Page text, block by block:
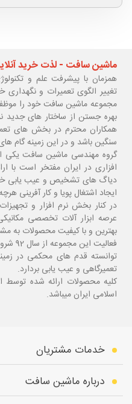
ماشین سافت - لذت خرید
همزمان با پیشرفت علم و
تغییر الگوی تعمیرات و
مجموعه ماشین سافت خود را
بهره جستن از ساختار های جدید
همکاران محترم در بخش های
سنگین باشد و در این زمینه گام
گروه مهندسی ماشین سافت یکی
افزاری در ایران مفتخر است با
دیاگ های تشخیص و عیب یابی
ایجاد اشتغال پویا و کار آفرینی
در کنار بخش نرم افزار و
عرصه ابزار آلات تخصصی
بهترین و با کیفیت محصولات به
توانسته قدم های محکمی در
تعمیرگاهی و عیب یابی بردارد.
کلیه محصولات ارائه شده توسط
اسلامی ایران میباشد.
خدمات مشتریان
درباره ماشین سافت